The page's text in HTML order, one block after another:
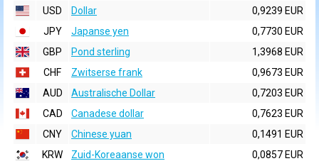
USD
Dollar
0,9239 EUR
JPY
Japanse yen
0,7730 EUR
GBP
Pond sterling
1,3968 EUR
CHF
Zwitserse frank
0,9673 EUR
AUD
Australische Dollar
0,7203 EUR
CAD
Canadese dollar
0,7623 EUR
CNY
Chinese yuan
0,1491 EUR
KRW
Zuid-Koreaanse won
0,0857 EUR